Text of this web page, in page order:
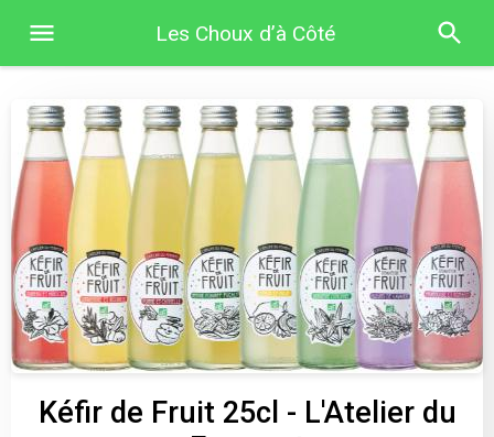
Les Choux d’à Côté
Kéfir de Fruit 25cl - L'Atelier du